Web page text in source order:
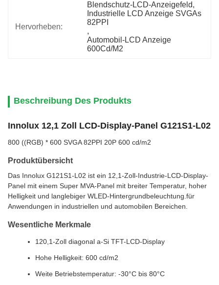
Hervorheben:
Blendschutz-LCD-Anzeigefeld,
Industrielle LCD Anzeige SVGAs
82PPI
,
Automobil-LCD Anzeige
600Cd/M2
Beschreibung Des Produkts
Innolux 12,1 Zoll LCD-Display-Panel G121S1-L02
800 ((RGB) * 600 SVGA 82PPI 20P 600 cd/m2
Produktübersicht
Das Innolux G121S1-L02 ist ein 12,1-Zoll-Industrie-LCD-Display-
Panel mit einem Super MVA-Panel mit breiter Temperatur, hoher
Helligkeit und langlebiger WLED-Hintergrundbeleuchtung.für
Anwendungen in industriellen und automobilen Bereichen.
Wesentliche Merkmale
120,1-Zoll diagonal a-Si TFT-LCD-Display
Hohe Helligkeit: 600 cd/m2
Weite Betriebstemperatur: -30°C bis 80°C